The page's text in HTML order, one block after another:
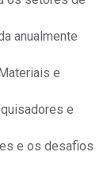
anualmente
e
e
e os desafios